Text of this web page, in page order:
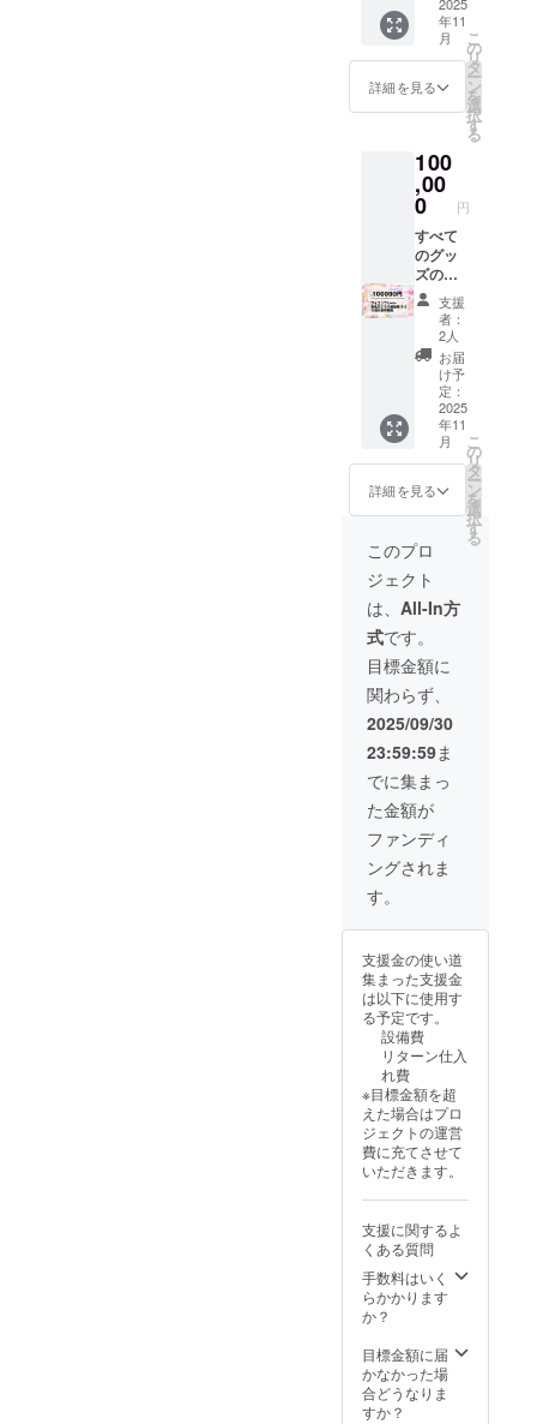
身幅
43cm
63cm
肩幅
38cm
46cm
・カ
ラー展
開：白
デザイ
ン：初
期立ち
絵（エ
プロン
600mm
×1670
mm
使った
スマー
トフォ
ン用待
ち受け
（トッ
プの画
像）の
等身大
抱き枕
カバー
をご提
供しま
す。 等
身大抱
き枕カ
バー ・
デザイ
ン：初
期立ち
絵（エ
プロン
姿） ・
160cm
で使え
るアイ
コンリ
ング、
ヘッ
ダー
ファミ
リー
マート
で印刷
できる
ネット
プリン
トＱＲ
コード
Live2d
の立ち
絵を
使った
スマー
トフォ
ン用待
ち受け
PC壁紙
Live2d
絵を
使った
缶バッ
ジ
Live2d
の立ち
絵を
使った
うちわ
Live2d
の立ち
絵を
使った
Bigアク
スタ 初
期立ち
絵
（トッ
使った
タペス
トリー
初期立
ち絵
（トッ
プの画
使った
等身大
抱き枕
カバー
をご提
供しま
バッジ
・デザ
イン：
Live2d
立ち絵
サイ
ズ：直
径
32mm
2025
年11
月
詳細を見る
こ
の
リ
タ
ー
ン
を
選
択
す
る
100
,00
0 円
すべて
のグッ
ズのフ
ルコン
プリー
ト 簡易
Live2d
（初期
立ち
絵）を
使用し
て画面
共有で
ビデオ
通話１
回衣装
のリク
エスト
権利 を
ご提供
しま
す。 ・
最古参
デザイ
ンの
IRIAM
で使え
るアイ
コンリ
ング、
ヘッ
ダー ・
ローソ
リー
で印刷
できる
ネット
プリン
トＱＲ
コード
Live2d
の立ち
絵を
使った
スマー
トフォ
ち受け
・PC壁
紙 缶
バッジ
・デザ
Live2d
立ち絵
・商品
サイ
支援
者：
2人
お届
け予
定：
2025
年11
月
詳細を見る
こ
の
リ
タ
ー
ン
を
選
択
す
る
このプロ
ジェクト
は、 All-In方
式です。
目標金額に
関わらず、
2025/09/30
23:59:59ま
でに集まっ
た金額が
ファンディ
ングされま
す。
支援金の使い道
集まった支援金
は以下に使用す
る予定です。
設備費
リターン仕入
れ費
※目標金額を超
えた場合はプロ
ジェクトの運営
費に充てさせて
いただきます。
支援に関するよ
くある質問
手数料はいく
らかかります
か？
目標金額に届
かなかった場
合どうなりま
すか？